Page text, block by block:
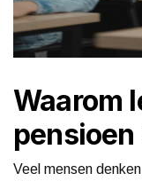
Waarom
Veel mensen